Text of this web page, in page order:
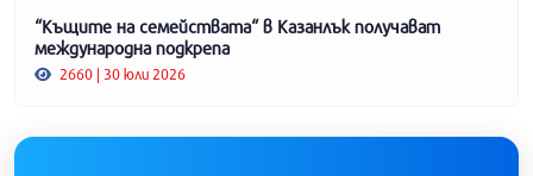
“Къщите на семействата“ в Казанлък получават
международна подкрепа
2660 | 30 юли 2026